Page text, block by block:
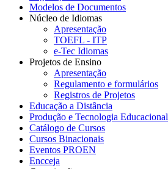
Modelos de Documentos
Núcleo de Idiomas
Apresentação
TOEFL - ITP
e-Tec Idiomas
Projetos de Ensino
Apresentação
Regulamento e formulários
Registros de Projetos
Educação a Distância
Produção e Tecnologia Educacional
Catálogo de Cursos
Cursos Binacionais
Eventos PROEN
Encceja